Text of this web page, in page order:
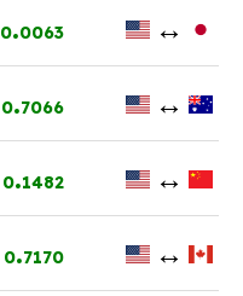
↔
0.0063
↔
0.7066
↔
0.1482
↔
0.7170